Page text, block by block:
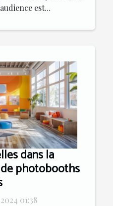
est...
dans la
photobooths
01:38